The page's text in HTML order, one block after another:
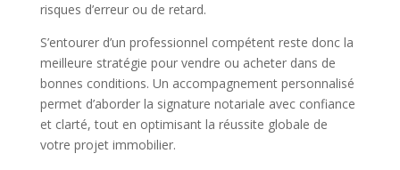
risques d’erreur ou de retard.
S’entourer d’un professionnel compétent reste donc la
meilleure stratégie pour vendre ou acheter dans de
bonnes conditions. Un accompagnement personnalisé
permet d’aborder la signature notariale avec confiance
et clarté, tout en optimisant la réussite globale de
votre projet immobilier.